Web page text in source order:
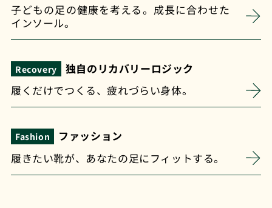
子どもの足の健康を考える。成長に合わせた
インソール。
Recovery
独自のリカバリーロジック
履くだけでつくる、疲れづらい身体。
Fashion
ファッション
履きたい靴が、あなたの足にフィットする。